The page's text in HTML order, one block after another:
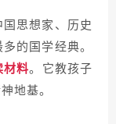
思想家、历史
的国学经典。
材料。它教孩子
地基。